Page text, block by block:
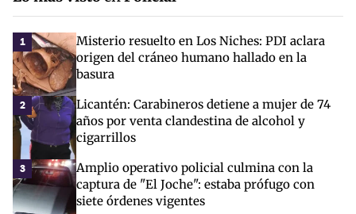
1
Misterio resuelto en Los Niches: PDI aclara
origen del cráneo humano hallado en la
basura
2
Licantén: Carabineros detiene a mujer de 74
años por venta clandestina de alcohol y
cigarrillos
3
Amplio operativo policial culmina con la
captura de "El Joche": estaba prófugo con
siete órdenes vigentes